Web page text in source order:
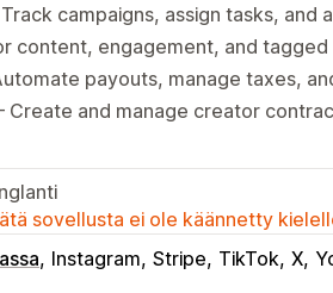
campaigns, assign tasks, and
content, engagement, and
payouts, manage taxes,
Create and manage creator
sovellusta ei ole käännetty
Instagram Stripe TikTok X